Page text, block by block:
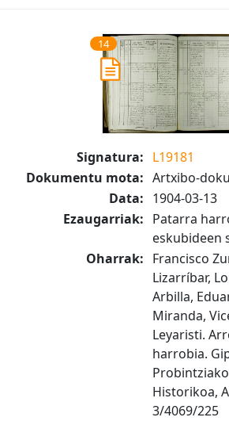
14
Signatura: L19181
Dokumentu mota: Artxibo-
Data: 1904-03-13
Ezaugarriak: Patarra
eskubideen
Oharrak: Francisco
Lizarríbar,
Arbilla,
Miranda,
Leyaristi.
harrobia.
Historikoa,
3/4069/225